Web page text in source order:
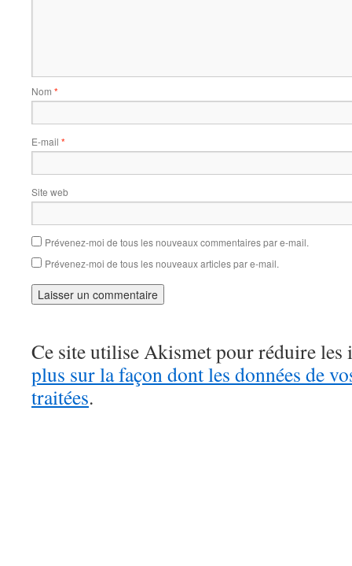
Nom *
E-mail *
Site web
Prévenez-moi de tous les nouveaux commentaires par e-mail.
Prévenez-moi de tous les nouveaux articles par e-mail.
Ce site utilise Akismet pour réduire les
plus sur la façon dont les données de
traitées.